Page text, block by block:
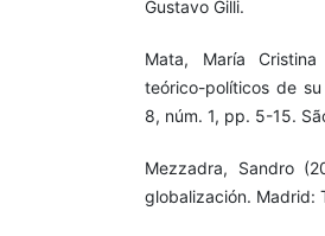
Gustavo Gilli.
Mata, María
teórico-políticos de
8, núm. 1, pp. 5-15.
Mezzadra, Sandro
globalización. Madrid: